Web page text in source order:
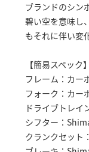
ブランドのシン
碧い空を意味し
もそれに伴い変
【簡易スペック】
フレーム：カー
フォーク：カー
ドライブトレ
シフター：
クランクセット